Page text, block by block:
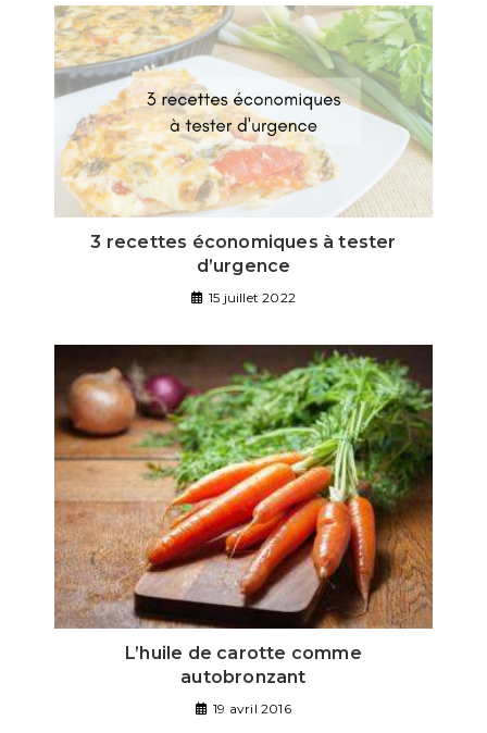
3 recettes économiques à tester
d’urgence
15 juillet 2022
L’huile de carotte comme
autobronzant
19 avril 2016